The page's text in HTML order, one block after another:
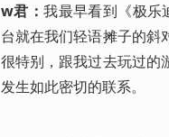
w君：我最早看到《极乐
台就在我们轻语摊子的斜
很特别，跟我过去玩过的
发生如此密切的联系。